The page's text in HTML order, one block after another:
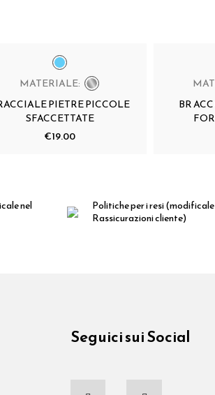
MATERIALE:
PIETRE PICCOLE
SFACCETTATE
€19.00
BR
nel
Politiche per i resi(modificale
Rassicurazioni cliente)
Seguici sui Social